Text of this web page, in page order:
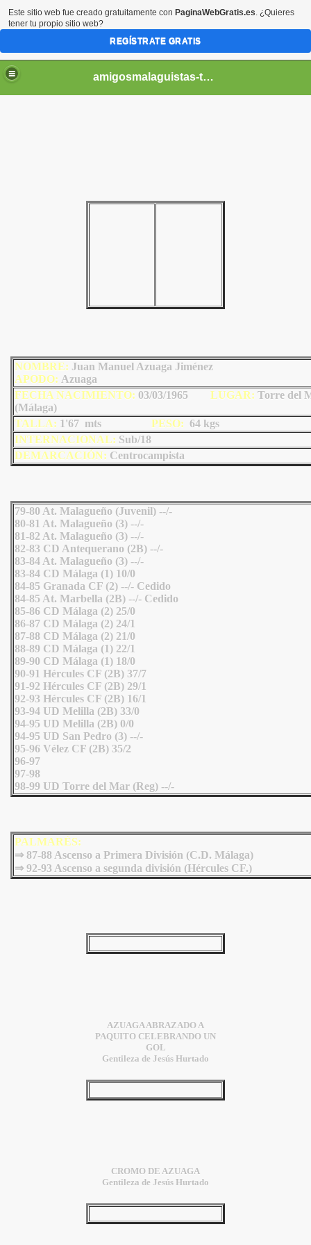
amigosmalaguistas-temporadas
NOMBRE: Juan Manuel Azuaga Jiménez
APODO: Azuaga
FECHA NACIMIENTO: 03/03/1965 LUGAR: Torre del
(Málaga)
TALLA: 1'67 mts PESO: 64 kgs
INTERNACIONAL: Sub/18
DEMARCACIÓN: Centrocampista
79-80 At. Malagueño (Juvenil) --/-
80-81 At. Malagueño (3) --/-
81-82 At. Malagueño (3) --/-
82-83 CD Antequerano (2B) --/-
83-84 At. Malagueño (3) --/-
83-84 CD Málaga (1) 10/0
84-85 Granada CF (2) --/- Cedido
84-85 At. Marbella (2B) --/- Cedido
85-86 CD Málaga (2) 25/0
86-87 CD Málaga (2) 24/1
87-88 CD Málaga (2) 21/0
88-89 CD Málaga (1) 22/1
89-90 CD Málaga (1) 18/0
90-91 Hércules CF (2B) 37/7
91-92 Hércules CF (2B) 29/1
92-93 Hércules CF (2B) 16/1
93-94 UD Melilla (2B) 33/0
94-95 UD Melilla (2B) 0/0
94-95 UD San Pedro (3) --/-
95-96 Vélez CF (2B) 35/2
96-97
97-98
98-99 UD Torre del Mar (Reg) --/-
PALMARÉS:
⇒ 87-88 Ascenso a Primera División (C.D. Málaga)
⇒ 92-93 Ascenso a segunda división (Hércules CF.)
AZUAGA ABRAZADO A
PAQUITO CELEBRANDO UN
GOL
Gentileza de Jesús Hurtado
CROMO DE AZUAGA
Gentileza de Jesús Hurtado
Este sitio web fue creado gratuitamente con PaginaWebGratis.es. ¿Quieres
tener tu propio sitio web?
REGÍSTRATE GRATIS